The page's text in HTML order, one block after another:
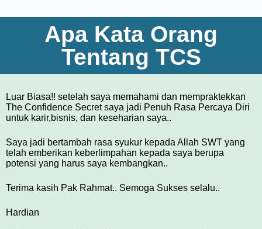
Apa Kata Orang
Tentang TCS
Luar Biasa!! setelah saya memahami dan mempraktekkan
The Confidence Secret saya jadi Penuh Rasa Percaya Diri
untuk karir,bisnis, dan keseharian saya..
Saya jadi bertambah rasa syukur kepada Allah SWT yang
telah emberikan keberlimpahan kepada saya berupa
potensi yang harus saya kembangkan..
Terima kasih Pak Rahmat.. Semoga Sukses selalu..
Hardian